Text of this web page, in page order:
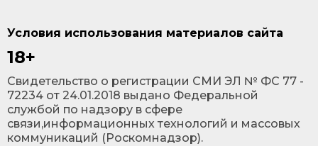
Условия использования материалов сайта
18+
Cвидетельство о регистрации СМИ ЭЛ № ФС 77 -
72234 от 24.01.2018 выдано Федеральной
службой по надзору в сфере
связи,информационных технологий и массовых
коммуникаций (Роскомнадзор).